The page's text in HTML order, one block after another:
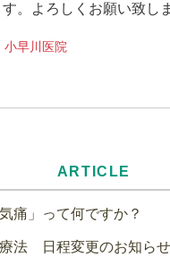
。よろしくお願い致し
小早川医院
ARTICLE
気痛」って何ですか？
法 日程変更のお知らせ